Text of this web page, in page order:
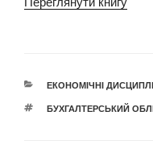
КАТЕГОРІЇ
ЕКОНОМІЧНІ
ПОЗНАЧКИ
БУХГАЛТЕРСЬКИЙ